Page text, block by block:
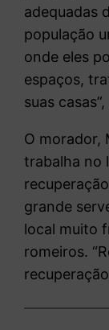
adequadas
população
onde eles
espaços,
suas
O morador,
trabalha no
grande
local muito
romeiros.